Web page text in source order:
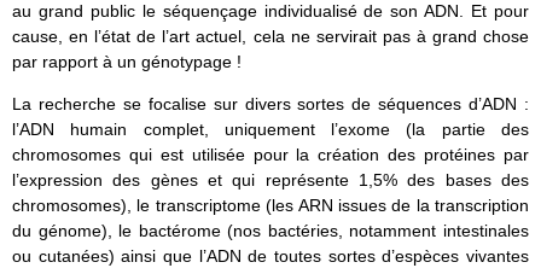
au grand public le séquençage individualisé de son ADN. Et pour
cause, en l’état de l’art actuel, cela ne servirait pas à grand chose
par rapport à un génotypage !
La recherche se focalise sur divers sortes de séquences d’ADN :
l’ADN humain complet, uniquement l’exome (la partie des
chromosomes qui est utilisée pour la création des protéines par
l’expression des gènes et qui représente 1,5% des bases des
chromosomes), le transcriptome (les ARN issues de la transcription
du génome), le bactérome (nos bactéries, notamment intestinales
ou cutanées) ainsi que l’ADN de toutes sortes d’espèces vivantes